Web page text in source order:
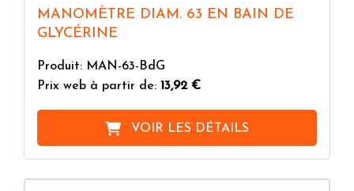
MANOMÈTRE DIAM. 63 EN BAIN DE
GLYCÉRINE
Produit: MAN-63-BdG
Prix web à partir de: 13,92 €
VOIR LES DÉTAILS